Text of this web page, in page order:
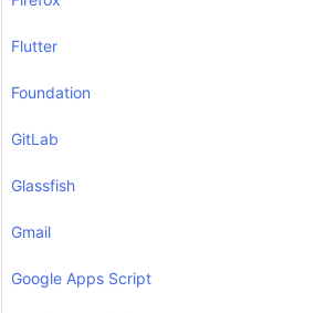
Flutter
Foundation
GitLab
Glassfish
Gmail
Google Apps Script